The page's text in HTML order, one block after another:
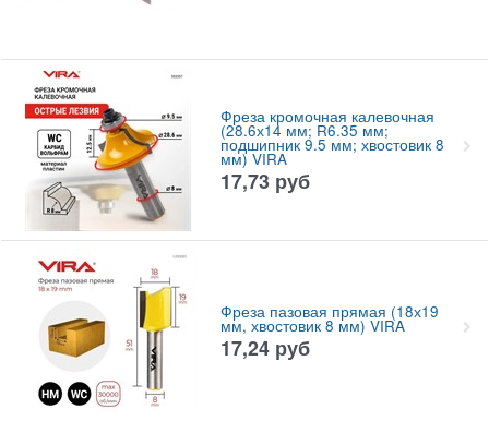
Фреза кромочная калевочная
(28.6х14 мм; R6.35 мм;
подшипник 9.5 мм; хвостовик 8
мм) VIRA
17,73 руб
Фреза пазовая прямая (18х19
мм, хвостовик 8 мм) VIRA
17,24 руб